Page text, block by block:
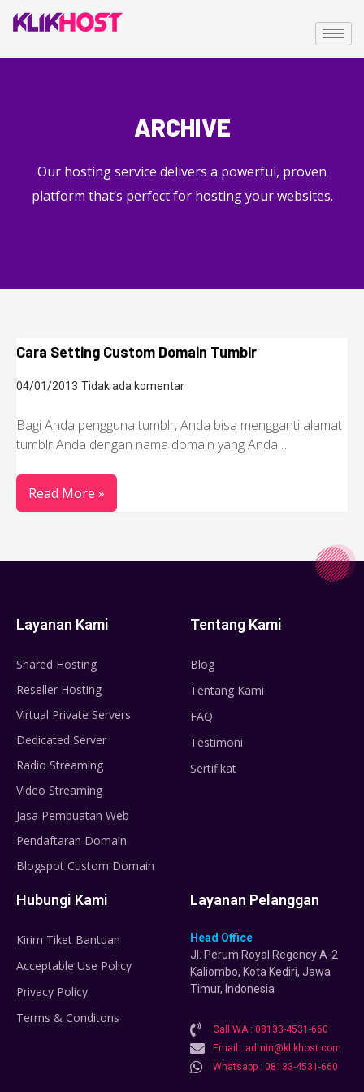
ARCHIVE
Our hosting service delivers a powerful, proven
platform that’s perfect for hosting your websites.
Cara Setting Custom Domain Tumblr
04/01/2013 Tidak ada komentar
Bagi Anda pengguna tumblr, Anda bisa mengganti alamat
tumblr Anda dengan nama domain yang Anda…
Read More »
Layanan Kami
Shared Hosting
Reseller Hosting
Virtual Private Servers
Dedicated Server
Radio Streaming
Video Streaming
Jasa Pembuatan Web
Pendaftaran Domain
Blogspot Custom Domain
Tentang Kami
Blog
Tentang Kami
FAQ
Testimoni
Sertifikat
Hubungi Kami
Kirim Tiket Bantuan
Acceptable Use Policy
Privacy Policy
Terms & Conditons
Layanan Pelanggan
Head Office
Jl. Perum Royal Regency A-2
Kaliombo, Kota Kediri, Jawa
Timur, Indonesia
Call WA : 08133-4531-660
Email : admin@klikhost.com
Whatsapp : 08133-4531-660